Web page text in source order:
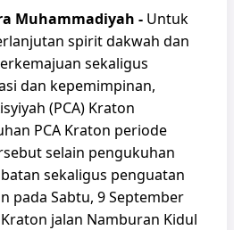
Muhammadiyah - Untuk
spirit dakwah dan
sekaligus
dan kepemimpinan,
(PCA) Kraton
PCA Kraton periode
selain pengukuhan
sekaligus penguatan
pada Sabtu, 9 September
jalan Namburan Kidul